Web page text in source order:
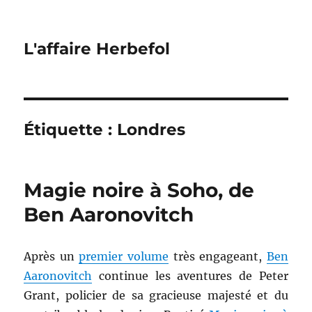
L'affaire Herbefol
Étiquette : Londres
Magie noire à Soho, de
Ben Aaronovitch
Après unpremier volume très engageant, Ben
Aaronovitch continue les aventures de Peter
Grant, policier de sa gracieuse majesté et du